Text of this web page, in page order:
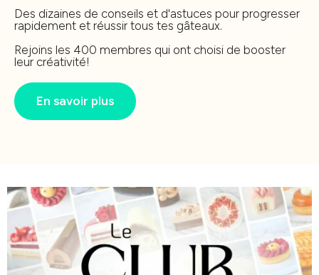
Des dizaines de conseils et d'astuces pour progresser
rapidement et réussir tous tes gâteaux.
Rejoins les 400 membres qui ont choisi de booster
leur créativité!
En savoir plus